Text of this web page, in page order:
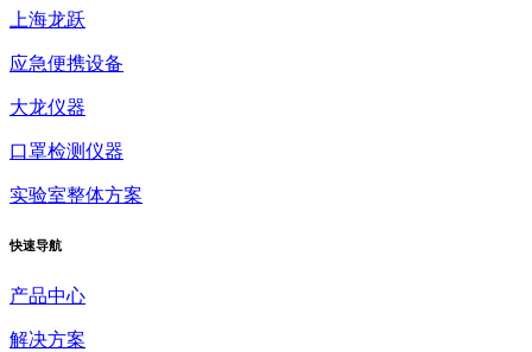
上海龙跃
应急便携设备
大龙仪器
口罩检测仪器
实验室整体方案
快速导航
产品中心
解决方案